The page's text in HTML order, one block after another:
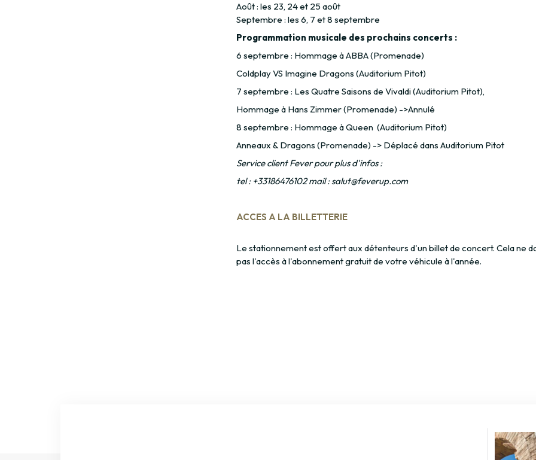
Août : les 23, 24 et 25 août
Septembre : les 6, 7 et 8 septembre
Programmation musicale des prochains concerts :
6 septembre : Hommage à ABBA (Promenade)
Coldplay VS Imagine Dragons (Auditorium Pitot)
7 septembre : Les Quatre Saisons de Vivaldi (Auditorium Pitot),
Hommage à Hans Zimmer (Promenade) ->Annulé
8 septembre : Hommage à Queen (Auditorium Pitot)
Anneaux & Dragons (Promenade) -> Déplacé dans Auditorium Pitot
Service client Fever pour plus d'infos :
tel : +33186476102 mail : salut@feverup.com
ACCES A LA BILLETTERIE
Le stationnement est offert aux détenteurs d'un billet de concert. Cela ne
pas l'accès à l'abonnement gratuit de votre véhicule à l'année.